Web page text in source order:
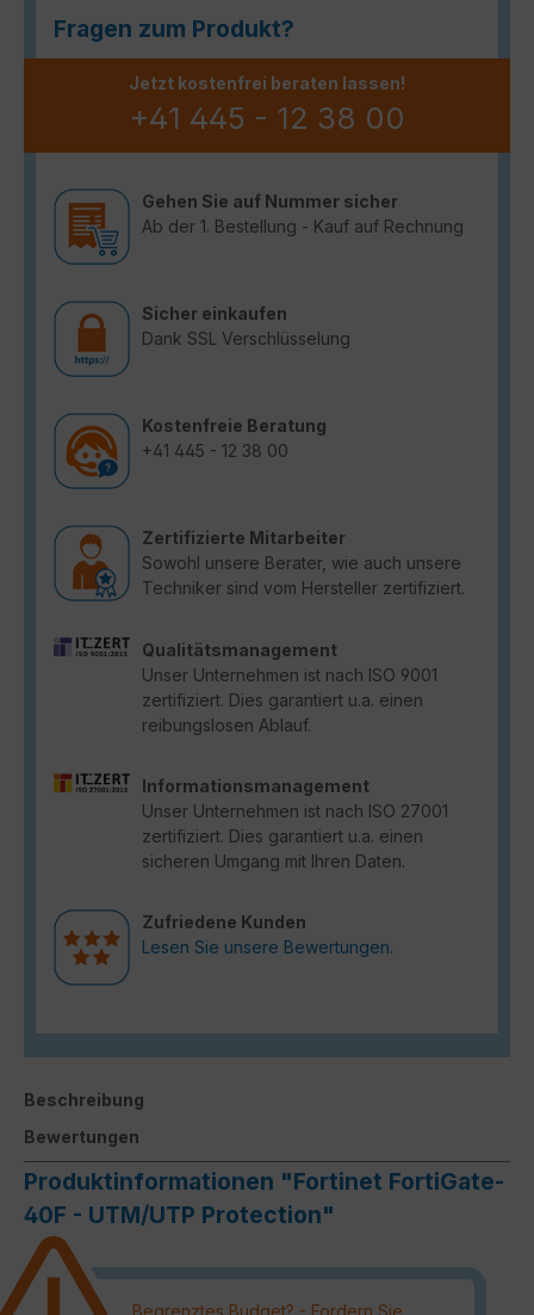
Fragen zum Produkt?
Jetzt kostenfrei beraten lassen!
+41 445 - 12 38 00
Gehen Sie auf Nummer sicher
Ab der 1. Bestellung - Kauf auf Rechnung
Sicher einkaufen
Dank SSL Verschlüsselung
Kostenfreie Beratung
+41 445 - 12 38 00
Zertifizierte Mitarbeiter
Sowohl unsere Berater, wie auch unsere
Techniker sind vom Hersteller zertifiziert.
Qualitätsmanagement
Unser Unternehmen ist nach ISO 9001
zertifiziert. Dies garantiert u.a. einen
reibungslosen Ablauf.
Informationsmanagement
Unser Unternehmen ist nach ISO 27001
zertifiziert. Dies garantiert u.a. einen
sicheren Umgang mit Ihren Daten.
Zufriedene Kunden
Lesen Sie unsere Bewertungen.
Beschreibung
Bewertungen
Produktinformationen "Fortinet FortiGate-
40F - UTM/UTP Protection"
Begrenztes Budget? - Fordern Sie